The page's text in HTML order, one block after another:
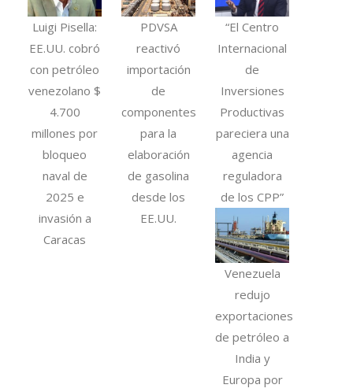
Luigi Pisella:
EE.UU. cobró
con petróleo
venezolano $
4.700
millones por
bloqueo
naval de
2025 e
invasión a
Caracas
PDVSA
reactivó
importación
de
componentes
para la
elaboración
de gasolina
desde los
EE.UU.
“El Centro
Internacional
de
Inversiones
Productivas
pareciera una
agencia
reguladora
de los CPP”
Venezuela
redujo
exportaciones
de petróleo a
India y
Europa por